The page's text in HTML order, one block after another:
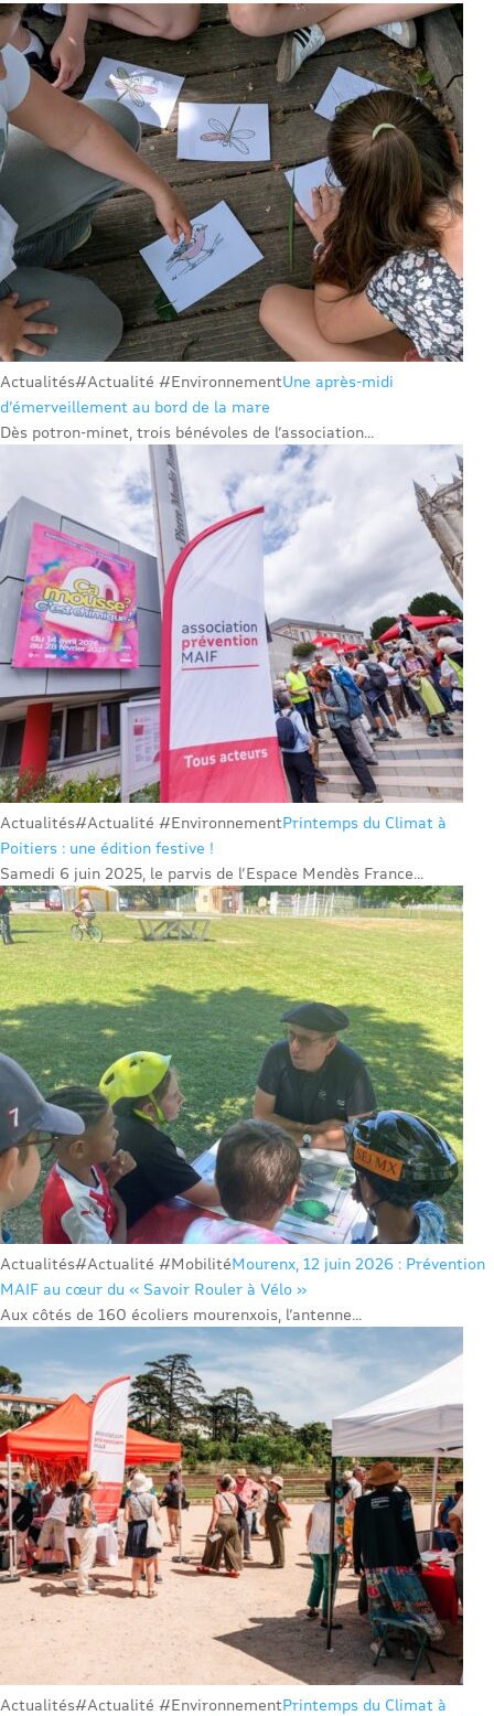
Actualités#Actualité #EnvironnementUne après-midi
d’émerveillement au bord de la mare
Dès potron-minet, trois bénévoles de l’association...
Actualités#Actualité #EnvironnementPrintemps du Climat à
Poitiers : une édition festive !
Samedi 6 juin 2025, le parvis de l’Espace Mendès France...
Actualités#Actualité #MobilitéMourenx, 12 juin 2026 : Prévention
MAIF au cœur du « Savoir Rouler à Vélo »
Aux côtés de 160 écoliers mourenxois, l’antenne...
Actualités#Actualité #EnvironnementPrintemps du Climat à